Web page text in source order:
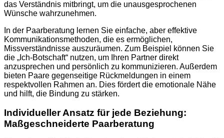
das Verständnis mitbringt, um die unausgesprochenen
Wünsche wahrzunehmen.
In der Paarberatung lernen Sie einfache, aber effektive
Kommunikationsmethoden, die es ermöglichen,
Missverständnisse auszuräumen. Zum Beispiel können Sie
die „Ich-Botschaft“ nutzen, um Ihren Partner direkt
anzusprechen und persönlich zu kommunizieren. Außerdem
bieten Paare gegenseitige Rückmeldungen in einem
respektvollen Rahmen an. Dies fördert die emotionale Nähe
und hilft, die Bindung zu stärken.
Individueller Ansatz für jede Beziehung:
Maßgeschneiderte Paarberatung